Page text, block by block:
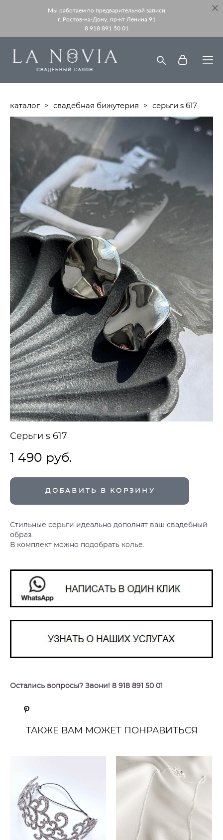
Мы работаем по предварительной записи
г. Ростов-на-Дону, пр-кт Ленина 91
8 918 891 50 01
каталог > свадебная бижутерия > серьги s 617
Серьги s 617
1 490 pуб.
ДОБАВИТЬ В КОРЗИНУ
Стильные серьги идеально дополнят ваш свадебный
образ.
В комплект можно подобрать колье.
Остались вопросы? Звони! 8 918 891 50 01
ТАКЖЕ ВАМ МОЖЕТ ПОНРАВИТЬСЯ